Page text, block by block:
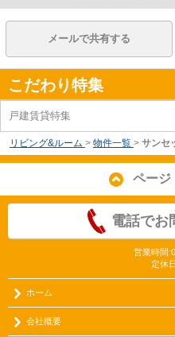
メールで共有する
こだわり特集
戸建賃貸特集
リビング&ルーム > 物件一覧 > サンセ
ページ
電話でお
営業時間
定休
ホーム
会社概要